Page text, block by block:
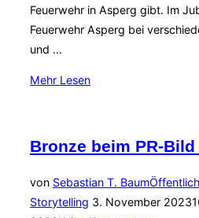
Feuerwehr in Asperg gibt. Im
Feuerwehr Asperg bei
und …
Mehr über
Menschen
hinter
der
Lesen
Bronze beim PR-Bild
von Sebastian T. Baum
Storytelling Veröffentlicht
3. November 2023